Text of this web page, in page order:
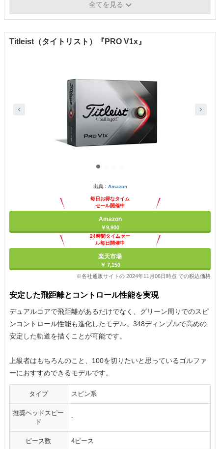
ホワイト全てを見る
Titleist（タイトリスト）『PRO V1x』
出典： Amazon
毎日お得なタイム
セール開催中
Amazon
￥9,900
24時間タイムセー
ル毎日開催中
楽天市場
￥ 7,150
※各社通販サイトの 2024年11月06日時点 での税込価格
安定した飛距離とコントロール性能を実現
デュアルコアで飛距離があるだけでなく、グリーン周りでのスピ
ンコントロール性能も進化したモデル。348ディンプルで高めの
安定した軌道を描くことが可能です。
上級者はもちろんのこと、100を切りたいと思っているゴルファ
ーにおすすめできるモデルです。
タイプ スピン系
推奨ヘッドスピー
ド
-
ピース数 4ピース